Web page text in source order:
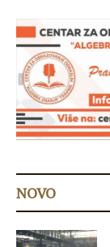
NOVO